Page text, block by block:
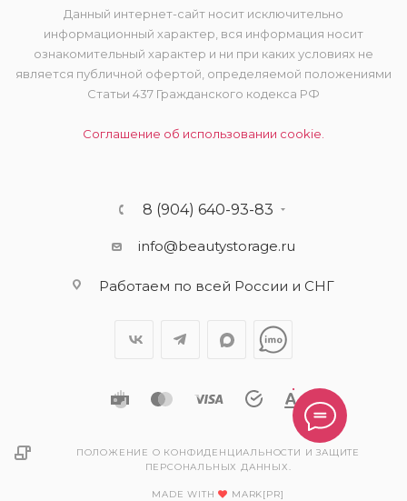
Данный интернет-сайт носит исключительно
информационный характер, вся информация носит
ознакомительный характер и ни при каких условиях не
является публичной офертой, определяемой положениями
Статьи 437 Гражданского кодекса РФ
Соглашение об использовании cookie.
8 (904) 640-93-83
info@beautystorage.ru
Работаем по всей России и СНГ
ПОЛОЖЕНИЕ О КОНФИДЕНЦИАЛЬНОСТИ И ЗАЩИТЕ
ПЕРСОНАЛЬНЫХ ДАННЫХ.
MADE WITH MARK[PR]